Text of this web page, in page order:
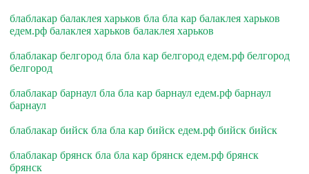
блаблакар балаклея харьков бла бла кар балаклея харьков
едем.рф балаклея харьков балаклея харьков
блаблакар белгород бла бла кар белгород едем.рф белгород
белгород
блаблакар барнаул бла бла кар барнаул едем.рф барнаул
барнаул
блаблакар бийск бла бла кар бийск едем.рф бийск бийск
блаблакар брянск бла бла кар брянск едем.рф брянск
брянск